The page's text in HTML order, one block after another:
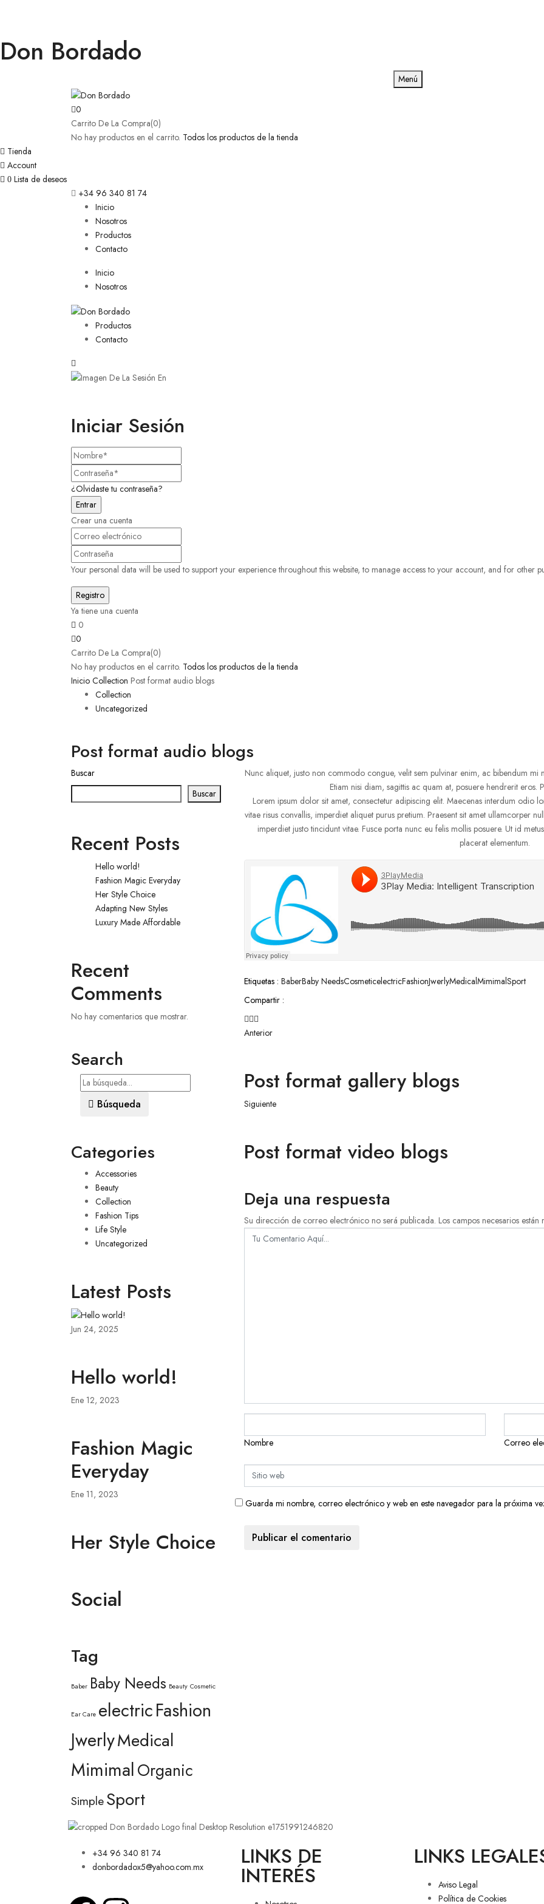
Don Bordado
Menú
0
Carrito De La Compra(0)
No hay productos en el carrito. Todos los productos de la tienda
Tienda
Account
0 Lista de deseos
+34 96 340 81 74
Inicio
Nosotros
Productos
Contacto
Inicio
Nosotros
Productos
Contacto
Iniciar Sesión
¿Olvidaste tu contraseña?
Crear una cuenta
Your personal data will be used to support your experience throughout this website, to manage access to your account, and for other
Ya tiene una cuenta
0
0
Carrito De La Compra(0)
No hay productos en el carrito. Todos los productos de la tienda
Inicio Collection Post format audio blogs
Collection
Uncategorized
Post format audio blogs
Buscar
Buscar
Recent Posts
Hello world!
Fashion Magic Everyday
Her Style Choice
Adapting New Styles
Luxury Made Affordable
Recent
Comments
No hay comentarios que mostrar.
Search
Búsqueda
Categories
Accessories
Beauty
Collection
Fashion Tips
Life Style
Uncategorized
Latest Posts
Jun 24, 2025
Hello world!
Ene 12, 2023
Fashion Magic
Everyday
Ene 11, 2023
Her Style Choice
Social
Tag
Baber Baby Needs Beauty Cosmetic
Ear Care electricFashion
JwerlyMedical
MimimalOrganic
SimpleSport
Nunc aliquet, justo non commodo congue, velit sem pulvinar enim, ac bibendum mi
Etiam nisi diam, sagittis ac quam at, posuere hendrerit eros.
Lorem ipsum dolor sit amet, consectetur adipiscing elit. Maecenas interdum odio
vitae risus convallis, imperdiet aliquet purus pretium. Praesent sit amet ullamcorper
imperdiet justo tincidunt vitae. Fusce porta nunc eu felis mollis posuere. Ut id
placerat elementum.
Etiquetas : BaberBaby NeedsCosmeticelectricFashionJwerlyMedicalMimimalSport
Compartir :
Anterior
Post format gallery blogs
Siguiente
Post format video blogs
Deja una respuesta
Su dirección de correo electrónico no será publicada. Los campos necesarios están
Nombre Correo
Guarda mi nombre, correo electrónico y web en este navegador para la próxima
+34 96 340 81 74
donbordadox5@yahoo.com.mx
LINKS DE
INTERÉS
LINKS
Aviso Legal
Política de Cookies